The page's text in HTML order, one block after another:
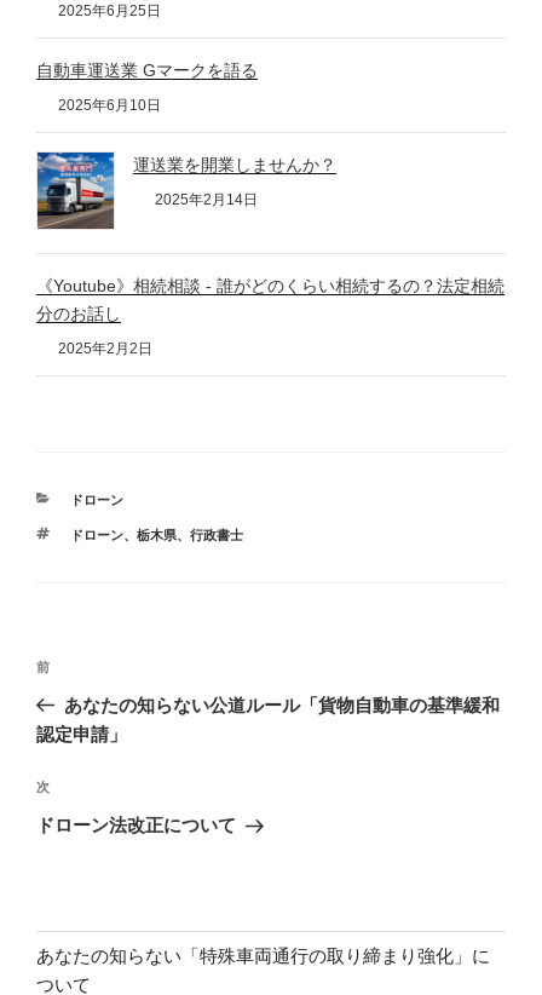
2025年6月25日
自動車運送業 Gマークを語る
2025年6月10日
運送業を開業しませんか？
2025年2月14日
《Youtube》相続相談 - 誰がどのくらい相続するの？法定相続
分のお話し
2025年2月2日
カ
ゴ
ドローン
タ
ドローン、 栃木県、 行政書士
投
ナ
ゲ
ー
ン
前
の
投
前
あなたの知らない公道ルール「貨物自動車の基準緩和
認定申請」
次
の
次
ドローン法改正について
あなたの知らない「特殊車両通行の取り締まり強化」に
ついて